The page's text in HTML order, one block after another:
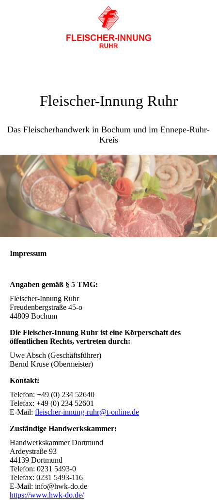
Fleischer-Innung Ruhr
Das Fleischerhandwerk in Bochum und im Ennepe-Ruhr-
Kreis
Impressum
Angaben gemäß § 5 TMG:
Fleischer-Innung Ruhr
Freudenbergstraße 45-o
44809 Bochum
Die Fleischer-Innung Ruhr ist eine Körperschaft des
öffentlichen Rechts, vertreten durch:
Uwe Absch (Geschäftsführer)
Bernd Kruse (Obermeister)
Kontakt:
Telefon: +49 (0) 234 52640
Telefax: +49 (0) 234 52601
E-Mail: fleischer-innung-ruhr@t-online.de
Zuständige Handwerkskammer:
Handwerkskammer Dortmund
Ardeystraße 93
44139 Dortmund
Telefon: 0231 5493-0
Telefax: 0231 5493-116
E-Mail: info@hwk-do.de
https://www.hwk-do.de/